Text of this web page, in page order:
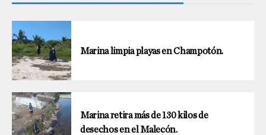
Marina limpia playas en Champotón.
Marina retira más de 130 kilos de
desechos en el Malecón.